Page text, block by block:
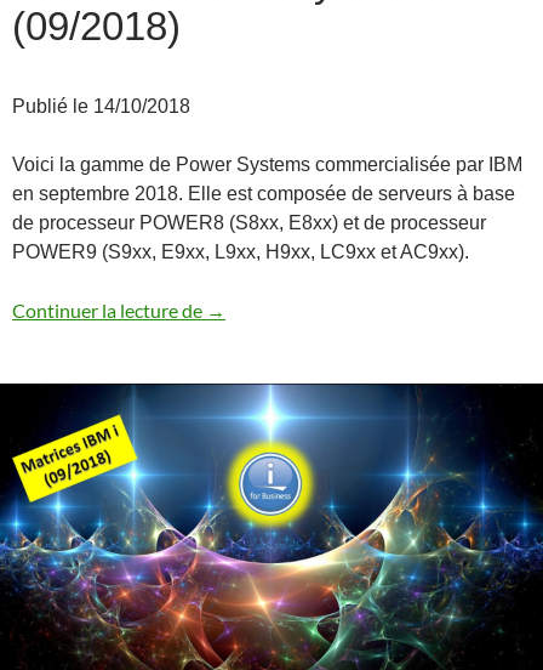
(09/2018)
Publié le 14/10/2018
Voici la gamme de Power Systems commercialisée par IBM
en septembre 2018. Elle est composée de serveurs à base
de processeur POWER8 (S8xx, E8xx) et de processeur
POWER9 (S9xx, E9xx, L9xx, H9xx, LC9xx et AC9xx).
Continuer la lecture de Gamme Power Systems (09/2018)
→